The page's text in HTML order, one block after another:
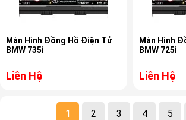
Màn Hình Đồng Hồ Điện Tử
BMW 735i
Liên Hệ
Màn Hình
BMW 725i
Liên Hệ
1 2 3 4 5